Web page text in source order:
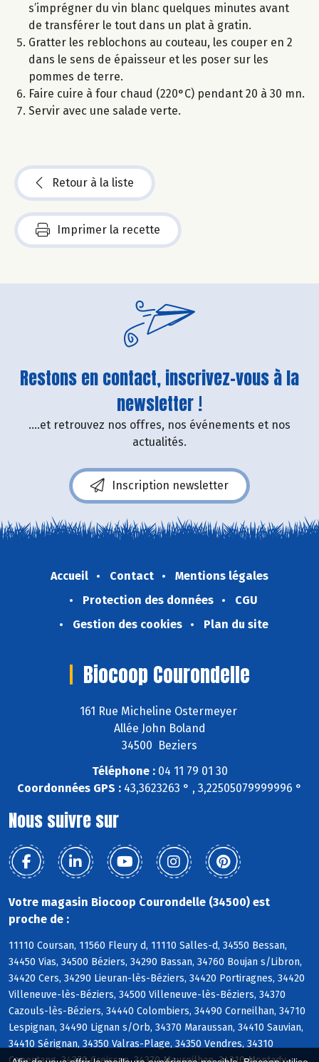
s’imprégner du vin blanc quelques minutes avant
de transférer le tout dans un plat à gratin.
Gratter les reblochons au couteau, les couper en 2
dans le sens de épaisseur et les poser sur les
pommes de terre.
Faire cuire à four chaud (220°C) pendant 20 à 30 mn.
Servir avec une salade verte.
Retour à la liste
Imprimer la recette
Restons en contact, inscrivez-vous à la
newsletter !
....et retrouvez nos offres, nos événements et nos
actualités.
Inscription newsletter
Accueil Contact
Mentions légales
Protection des données
CGU
Gestion des cookies
Plan du site
Biocoop Courondelle
161 Rue Micheline Ostermeyer
Allée John Boland
34500 Beziers
Téléphone :04 11 79 01 30
Coordonnées GPS : 43,3623263 ° , 3,22505079999996 °
Nous suivre sur
Votre magasin Biocoop Courondelle (34500) est
proche de :
11110 Coursan, 11560 Fleury d, 11110 Salles-d, 34550 Bessan,
34450 Vias, 34500 Béziers, 34290 Bassan, 34760 Boujan s/Libron,
34420 Cers, 34290 Lieuran-lès-Béziers, 34420 Portiragnes, 34420
Villeneuve-lès-Béziers, 34500 Villeneuve-lès-Béziers, 34370
Cazouls-lès-Béziers, 34440 Colombiers, 34490 Corneilhan, 34710
Lespignan, 34490 Lignan s/Orb, 34370 Maraussan, 34410 Sauvian,
34410 Sérignan, 34350 Valras-Plage, 34350 Vendres, 34310